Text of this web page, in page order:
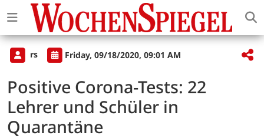
rs Friday, 09/18/2020, 09:01 AM
Positive Corona-Tests: 22
Lehrer und Schüler in
Quarantäne